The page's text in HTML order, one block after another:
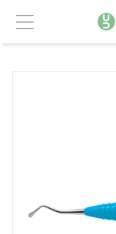
Menu
KONTAKT